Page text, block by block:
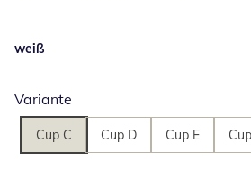
weiß
Variante
Cup C Cup D Cup E